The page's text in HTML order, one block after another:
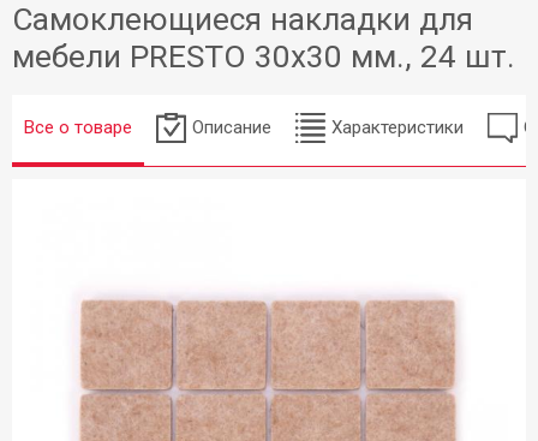
Самоклеющиеся накладки для
мебели PRESTO 30x30 мм., 24 шт.
Все о товаре Описание Характеристики